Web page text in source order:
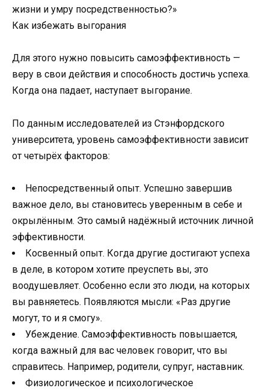
жизни и умру посредственностью?»
Как избежать выгорания
Для этого нужно повысить самоэффективность —
веру в свои действия и способность достичь успеха.
Когда она падает, наступает выгорание.
По данным исследователей из Стэнфордского
университета, уровень самоэффективности зависит
от четырёх факторов:
Непосредственный опыт. Успешно завершив
важное дело, вы становитесь уверенным в себе и
окрылённым. Это самый надёжный источник личной
эффективности.
Косвенный опыт. Когда другие достигают успеха
в деле, в котором хотите преуспеть вы, это
воодушевляет. Особенно если это люди, на которых
вы равняетесь. Появляются мысли: «Раз другие
могут, то и я смогу».
Убеждение. Самоэффективность повышается,
когда важный для вас человек говорит, что вы
справитесь. Например, родители, супруг, наставник.
Физиологическое и психологическое